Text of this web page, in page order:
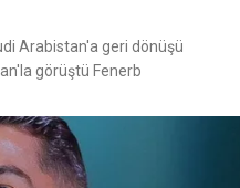
Arabistan'a geri dönüşü
görüştü Fenerb